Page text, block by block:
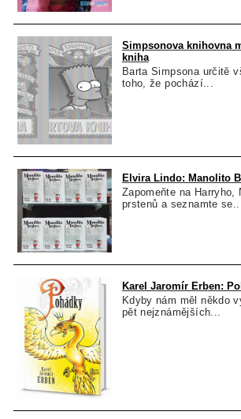
Simpsonova knihovna
kniha
Barta Simpsona určitě
toho, že pochází...
Elvira Lindo: Manolito
Zapomeňte na Harryho,
prstenů a seznamte se...
Karel Jaromír Erben:
Kdyby nám měl někdo
pět nejznámějších...